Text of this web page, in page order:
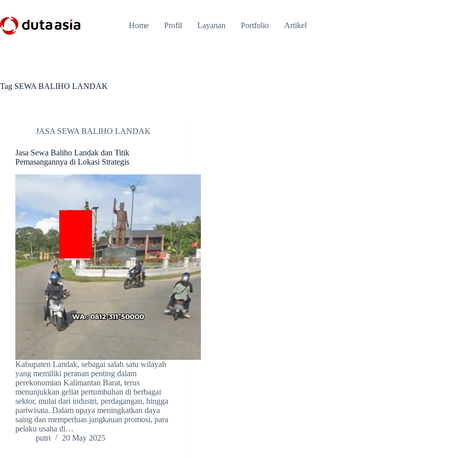
content
Home Profil Layanan Portfolio Artikel
Tag SEWA BALIHO LANDAK
JASA SEWA BALIHO LANDAK
Jasa Sewa Baliho Landak dan Titik
Pemasangannya di Lokasi Strategis
Kabupaten Landak, sebagai salah satu wilayah
yang memiliki peranan penting dalam
perekonomian Kalimantan Barat, terus
menunjukkan geliat pertumbuhan di berbagai
sektor, mulai dari industri, perdagangan, hingga
pariwisata. Dalam upaya meningkatkan daya
saing dan memperluas jangkauan promosi, para
pelaku usaha di…
putri
20 May 2025